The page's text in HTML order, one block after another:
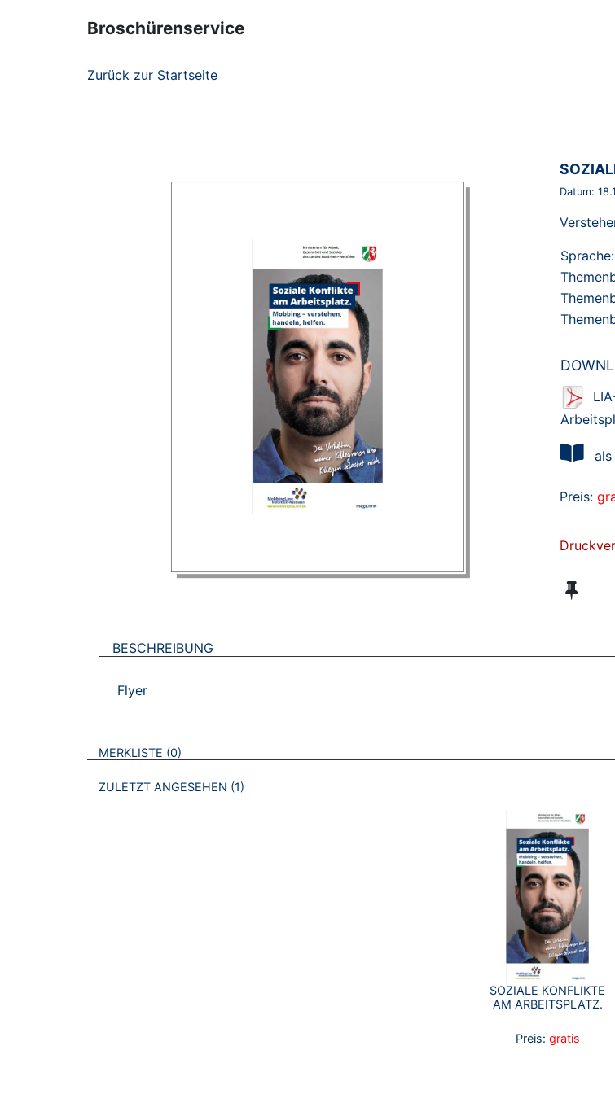
Broschürenservice
Zurück zur Startseite
Datum:
Sprache:
Preis:
BESCHREIBUNG
Flyer
VERWEISE AUF VERMERKTE- ODER ZULETZT ANGESEHENE BROSCHÜREN
MERKLISTE 0
ZULETZT ANGESEHEN 1
SOZIALE KONFLIKTE
AM ARBEITSPLATZ.
Preis: gratis